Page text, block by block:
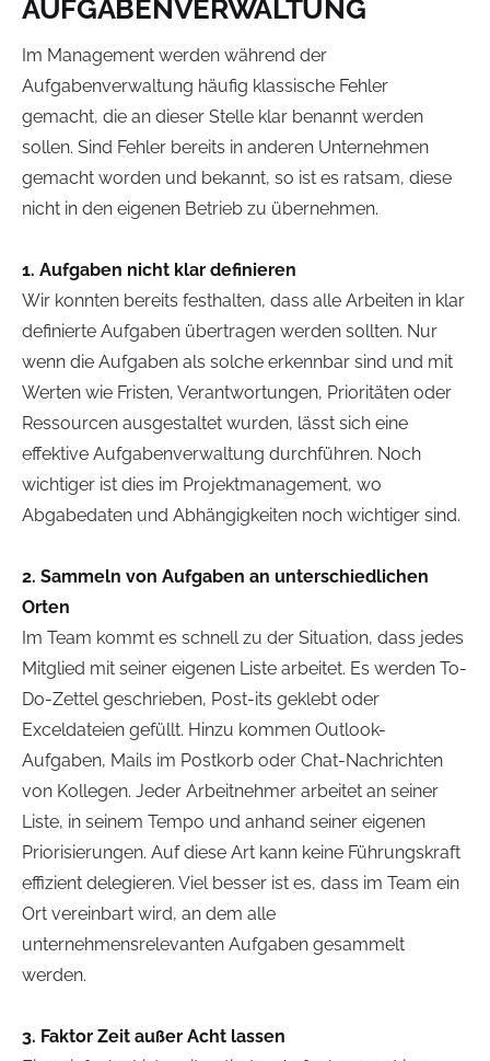
AUFGABENVERWALTUNG
Im Management werden während der
Aufgabenverwaltung häufig klassische Fehler
gemacht, die an dieser Stelle klar benannt werden
sollen. Sind Fehler bereits in anderen Unternehmen
gemacht worden und bekannt, so ist es ratsam, diese
nicht in den eigenen Betrieb zu übernehmen.
1. Aufgaben nicht klar definieren
Wir konnten bereits festhalten, dass alle Arbeiten in klar
definierte Aufgaben übertragen werden sollten. Nur
wenn die Aufgaben als solche erkennbar sind und mit
Werten wie Fristen, Verantwortungen, Prioritäten oder
Ressourcen ausgestaltet wurden, lässt sich eine
effektive Aufgabenverwaltung durchführen. Noch
wichtiger ist dies im Projektmanagement, wo
Abgabedaten und Abhängigkeiten noch wichtiger sind.
2. Sammeln von Aufgaben an unterschiedlichen
Orten
Im Team kommt es schnell zu der Situation, dass jedes
Mitglied mit seiner eigenen Liste arbeitet. Es werden To-
Do-Zettel geschrieben, Post-its geklebt oder
Exceldateien gefüllt. Hinzu kommen Outlook-
Aufgaben, Mails im Postkorb oder Chat-Nachrichten
von Kollegen. Jeder Arbeitnehmer arbeitet an seiner
Liste, in seinem Tempo und anhand seiner eigenen
Priorisierungen. Auf diese Art kann keine Führungskraft
effizient delegieren. Viel besser ist es, dass im Team ein
Ort vereinbart wird, an dem alle
unternehmensrelevanten Aufgaben gesammelt
werden.
3. Faktor Zeit außer Acht lassen